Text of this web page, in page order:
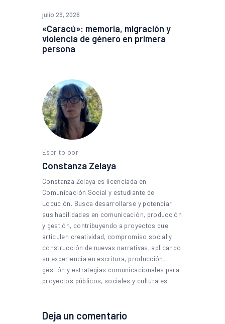
julio 29, 2026
«Caracú»: memoria, migración y
violencia de género en primera
persona
Escrito por
Constanza Zelaya
Constanza Zelaya es licenciada en
Comunicación Social y estudiante de
Locución. Busca desarrollarse y potenciar
sus habilidades en comunicación, producción
y gestión, contribuyendo a proyectos que
articulen creatividad, compromiso social y
construcción de nuevas narrativas, aplicando
su experiencia en escritura, producción,
gestión y estrategias comunicacionales para
proyectos públicos, sociales y culturales.
Deja un comentario